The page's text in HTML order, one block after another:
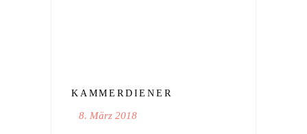
KAMMERDIENER
8. März 2018